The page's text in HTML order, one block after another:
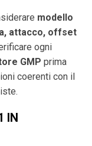
modello
attacco, offset
ogni
GMP prima
coerenti con il
IN